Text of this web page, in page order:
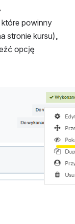
powinny
stronie kursu),
opcję